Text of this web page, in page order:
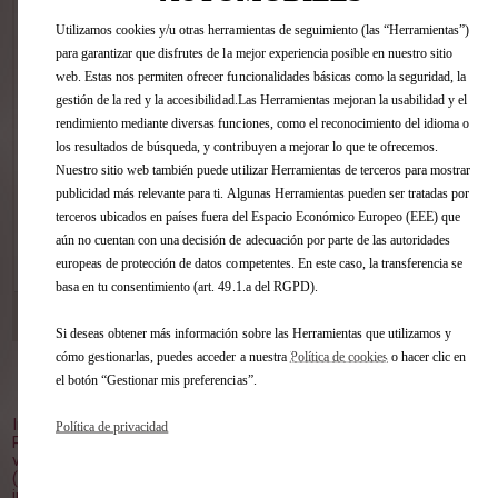
su vehículo en pocos clics sin importar
la marca.
VER ESTE COCHE
Imagen no contractual.
Plazo de entrega orientativo, a partir del pedido en el punto de
venta.
(1) PVP Recomendado (impuestos, transporte y oferta
Utilizamos cookies y/u otras herramientas de seguimiento (las “Herramientas”)
para garantizar que disfrutes de la mejor experiencia posible en nuestro sitio
web. Estas nos permiten ofrecer funcionalidades básicas como la seguridad, la
gestión de la red y la accesibilidad.Las Herramientas mejoran la usabilidad y el
rendimiento mediante diversas funciones, como el reconocimiento del idioma o
los resultados de búsqueda, y contribuyen a mejorar lo que te ofrecemos.
Nuestro sitio web también puede utilizar Herramientas de terceros para mostrar
publicidad más relevante para ti. Algunas Herramientas pueden ser tratadas por
terceros ubicados en países fuera del Espacio Económico Europeo (EEE) que
aún no cuentan con una decisión de adecuación por parte de las autoridades
europeas de protección de datos competentes. En este caso, la transferencia se
basa en tu consentimiento (art. 49.1.a del RGPD).
Si deseas obtener más información sobre las Herramientas que utilizamos y
cómo gestionarlas, puedes acceder a nuestra Política de cookieso hacer clic en
el botón “Gestionar mis preferencias”.
Política de privacidad